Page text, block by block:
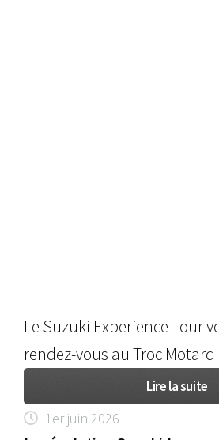
Le Suzuki Experience Tour
rendez-vous au Troc
Lire la suite
1er juin 2026